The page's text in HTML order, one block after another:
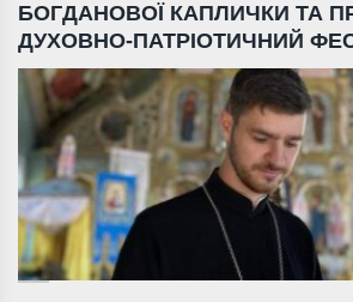
БОГДАНОВОЇ КАПЛИЧКИ ТА
ДУХОВНО-ПАТРІОТИЧНИЙ